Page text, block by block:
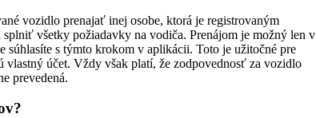
vozidlo prenajať inej osobe, ktorá je registrovaným
všetky požiadavky na vodiča. Prenájom je možný len v
súhlasíte s týmto krokom v aplikácii. Toto je užitočné pre
účet. Vždy však platí, že zodpovednosť za vozidlo
prevedená.